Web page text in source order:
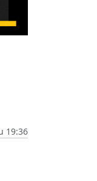
19:36